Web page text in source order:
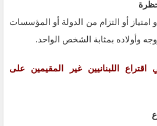
امتياز أو التزام من الدولة أو المؤسسات
وأولاده بمثابة الشخص الواحد.
اللبنانيين غير المقيمين على